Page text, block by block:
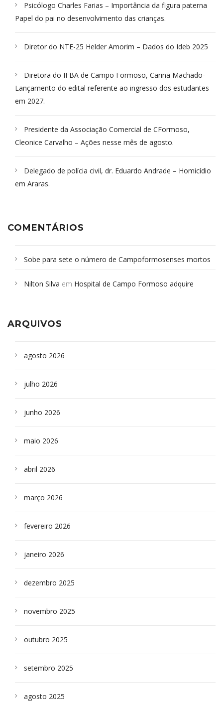
Psicólogo Charles Farias – Importância da figura paterna
Papel do pai no desenvolvimento das crianças.
Diretor do NTE-25 Helder Amorim – Dados do Ideb 2025
Diretora do IFBA de Campo Formoso, Carina Machado-
Lançamento do edital referente ao ingresso dos estudantes
em 2027.
Presidente da Associação Comercial de CFormoso,
Cleonice Carvalho – Ações nesse mês de agosto.
Delegado de polícia civil, dr. Eduardo Andrade – Homicídio
em Araras.
COMENTÁRIOS
Sobe para sete o número de Campoformosenses mortos
Campoformosenses que morreram em desabamentos são
Nilton Silva em Hospital de Campo Formoso adquire
ARQUIVOS
agosto 2026
julho 2026
junho 2026
maio 2026
abril 2026
março 2026
fevereiro 2026
janeiro 2026
dezembro 2025
novembro 2025
outubro 2025
setembro 2025
agosto 2025